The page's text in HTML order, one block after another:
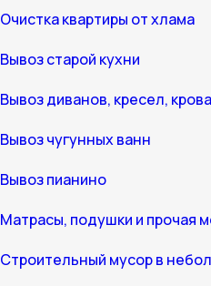
Очистка квартиры от хлама
Вывоз старой кухни
Вывоз диванов, кресел,
Вывоз чугунных ванн
Вывоз пианино
Матрасы, подушки и прочая
Строительный мусор в